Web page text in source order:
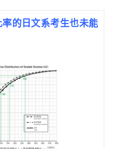
e
n
o
te
的日文系考生也未能